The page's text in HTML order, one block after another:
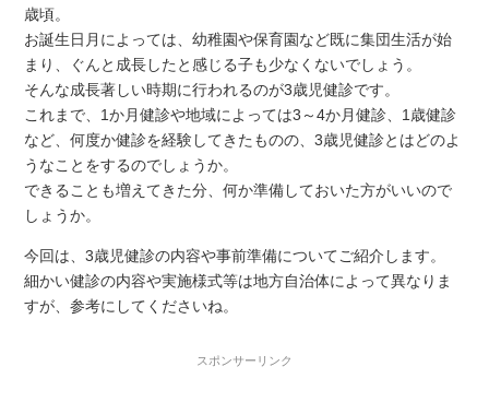
歳頃。
お誕生日月によっては、幼稚園や保育園など既に集団生活が始
まり、ぐんと成長したと感じる子も少なくないでしょう。
そんな成長著しい時期に行われるのが3歳児健診です。
これまで、1か月健診や地域によっては3～4か月健診、1歳健診
など、何度か健診を経験してきたものの、3歳児健診とはどのよ
うなことをするのでしょうか。
できることも増えてきた分、何か準備しておいた方がいいので
しょうか。
今回は、3歳児健診の内容や事前準備についてご紹介します。
細かい健診の内容や実施様式等は地方自治体によって異なりま
すが、参考にしてくださいね。
スポンサーリンク